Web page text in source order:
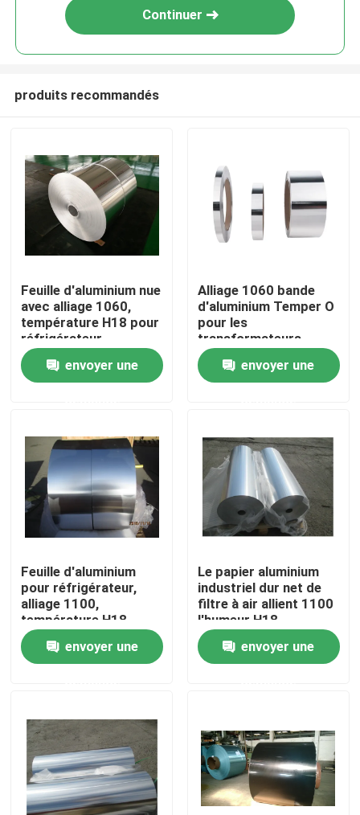
À la maison
Vidéos
Le spectacle VR
Visite de l'usine
Contrôle de la qualité
Nouvelles
Les affaires
Continuer
produits recommandés
Feuille d'aluminium nue
avec alliage 1060,
température H18 pour
réfrigérateur
envoyer une
Alliage 1060 bande
d'aluminium Temper O
pour les
transformateurs
électriques
envoyer une
Feuille d'aluminium
pour réfrigérateur,
alliage 1100,
température H18
envoyer une
Le papier aluminium
industriel dur net de
filtre à air allient 1100
l'humeur H18
envoyer une